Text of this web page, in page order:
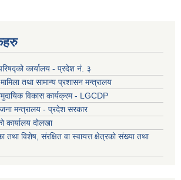
कार्यालय - प्रदेश नं. ३
तथा सामान्य प्रशासन मन्त्रालय
विकास कार्यक्रम - LGCDP
मन्त्रालय - प्रदेश सरकार
कार्यालय दोलखा
तथा विशेष, संरक्षित वा स्वायत्त क्षेत्रको संख्या तथा